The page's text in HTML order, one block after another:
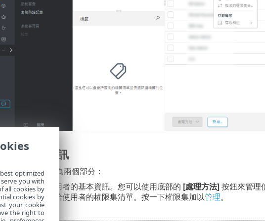
用者詳細資訊
者詳細資訊分為兩個部分：
• 概觀- 有關使用者的基本資訊。您可以使用底部的 [處理方法]按鈕來管理
• 權限集- 指派給使用者的權限集清單。按一下權限集加以管理。
optimized
you with
all cookies by
cookies by
your cookie
the right to